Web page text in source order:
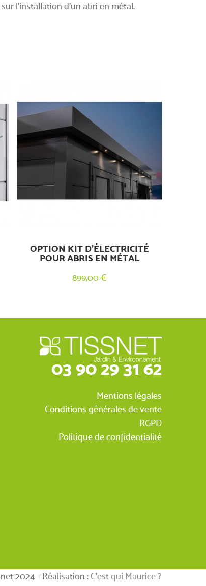
l'installation d’un abri en métal.
OPTION KIT D’ÉLECTRICITÉ
POUR ABRIS EN MÉTAL
899,00 €
03 90 29 31 62
Mentions légales
Conditions générales de vente
RGPD
Politique de confidentialité
2024 - Réalisation :C’est qui Maurice ?